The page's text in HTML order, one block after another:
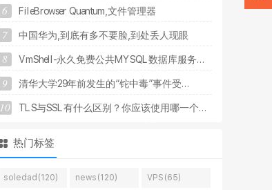
6 Fi eBrowser Quantum 文件管理器
7 中 国华为 到 底有多不要脸 到 处丢人现眼
8 VmShel -永久 免费公共MYSQL数据库服务...
9 清华大学29年前发生的“铊中毒”事件受...
10 TLS与SSL有什么 区别 ？你应该使用哪一个...
热门标签
soledad(120) news(120) VPS(65)